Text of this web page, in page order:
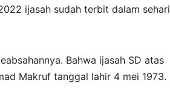
ijasah sudah terbit dalam sehari
Bahwa ijasah SD atas
Makruf tanggal lahir 4 mei 1973.